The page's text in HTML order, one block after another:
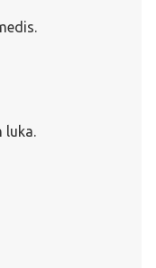
luka.